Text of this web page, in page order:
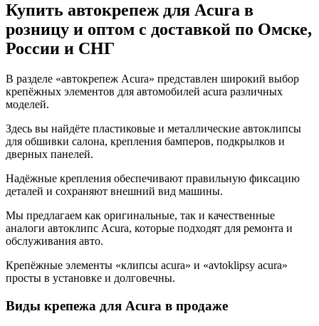
Купить автокрепеж для Acura в
розницу и оптом с доставкой по Омске,
России и СНГ
В разделе «автокрепеж Acura» представлен широкий выбор
крепёжных элементов для автомобилей acura различных
моделей.
Здесь вы найдёте пластиковые и металлические автоклипсы
для обшивки салона, крепления бамперов, подкрылков и
дверных панелей.
Надёжные крепления обеспечивают правильную фиксацию
деталей и сохраняют внешний вид машины.
Мы предлагаем как оригинальные, так и качественные
аналоги автоклипс Acura, которые подходят для ремонта и
обслуживания авто.
Крепёжные элементы «клипсы acura» и «avtoklipsy acura»
просты в установке и долговечны.
Виды крепежа для Acura в продаже